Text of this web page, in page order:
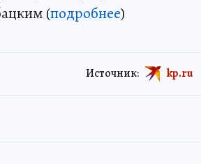
(подробнее)
Источник: kp.ru